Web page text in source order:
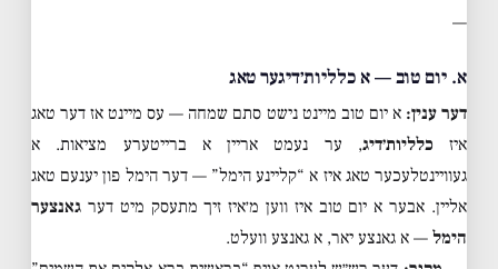
—
א. יום טוב — א כלליות׳דיגער טאג
דער ענין: א יום טוב מיינט נישט סתם שמחה — עס מיינט אז דער טאג
איז כלליות׳דיג, ער נעמט אריין א ברייטערע מציאות. א
געוויינטלעכער טאג איז א “קליינע הימל” — דער הימל פון יענעם טאג
אליין. אבער א יום טוב איז ווען מ׳איז זיך מתעסק מיט דער גאנצער
הימל — א גאנצע יאר, א גאנצע וועלט.